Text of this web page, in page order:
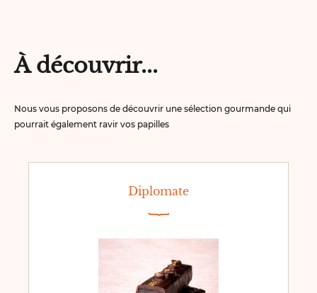
À découvrir...
Nous vous proposons de découvrir une sélection gourmande qui
pourrait également ravir vos papilles
Diplomate